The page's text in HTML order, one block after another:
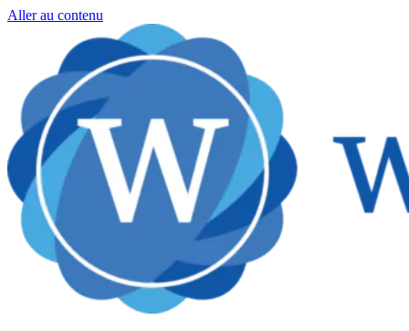
Aller au contenu